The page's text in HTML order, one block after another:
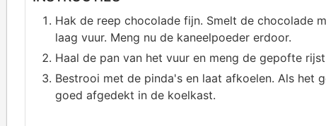
Hak de reep chocolade fijn. Smelt de chocolade
laag vuur. Meng nu de kaneelpoeder erdoor.
Haal de pan van het vuur en meng de gepofte
Bestrooi met de pinda's en laat afkoelen. Als het
goed afgedekt in de koelkast.